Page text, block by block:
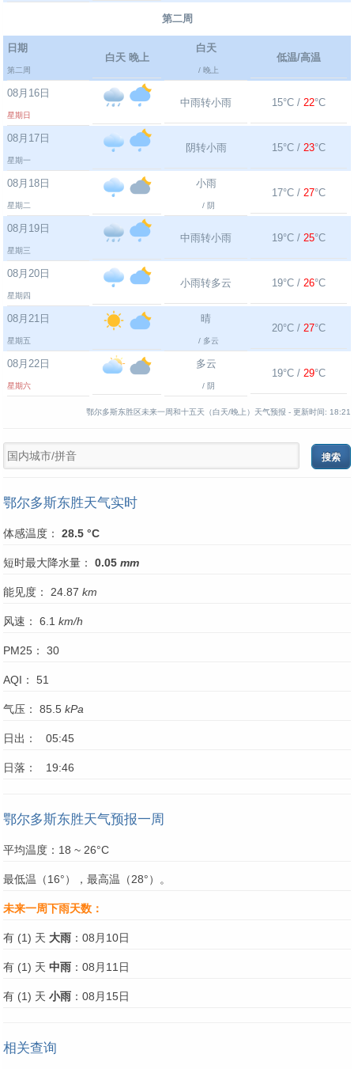
第二周
日期
第二周
白天 晚上
白天
/ 晚上
低温/高温
08月16日
星期日
中雨转小雨 15°C / 22°C
08月17日
星期一
阴转小雨 15°C / 23°C
08月18日
星期二
小雨
/ 阴
17°C / 27°C
08月19日
星期三
中雨转小雨 19°C / 25°C
08月20日
星期四
小雨转多云 19°C / 26°C
08月21日
星期五
晴
/ 多云
20°C / 27°C
08月22日
星期六
多云
/ 阴
19°C / 29°C
鄂尔多斯东胜区未来一周和十五天（白天/晚上）天气预报 - 更新时间: 18:21
鄂尔多斯东胜天气实时
体感温度： 28.5 °C
短时最大降水量： 0.05 mm
能见度： 24.87 km
风速： 6.1 km/h
PM25： 30
AQI： 51
气压： 85.5 kPa
日出： 05:45
日落： 19:46
鄂尔多斯东胜天气预报一周
平均温度：18 ~ 26°C
最低温（16°），最高温（28°）。
未来一周下雨天数：
有 (1) 天 大雨 ：08月10日
有 (1) 天 中雨 ：08月11日
有 (1) 天 小雨 ：08月15日
相关查询